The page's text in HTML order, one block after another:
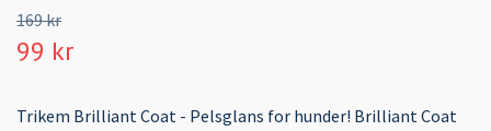
169 kr
99 kr
Trikem Brilliant Coat - Pelsglans for hunder! Brilliant Coat